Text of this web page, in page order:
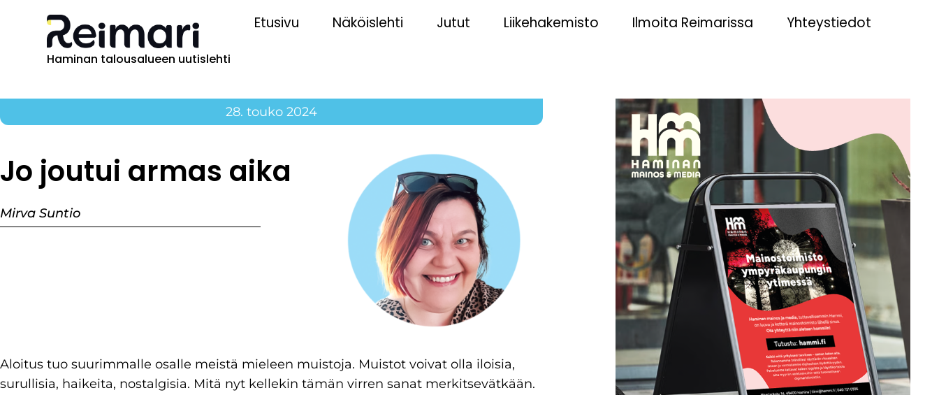
Haminan talousalueen uutislehti
Etusivu Näköislehti Jutut Liikehakemisto Ilmoita Reimarissa Yhteystiedot
28. touko 2024
Jo joutui armas aika
Mirva Suntio
Aloitus tuo suurimmalle osalle meistä mieleen muistoja. Muistot voivat olla iloisia,
surullisia, haikeita, nostalgisia. Mitä nyt kellekin tämän virren sanat merkitsevätkään.